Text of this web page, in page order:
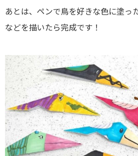
あとは、ペンで鳥を好きな色に塗っ
などを描いたら完成です！